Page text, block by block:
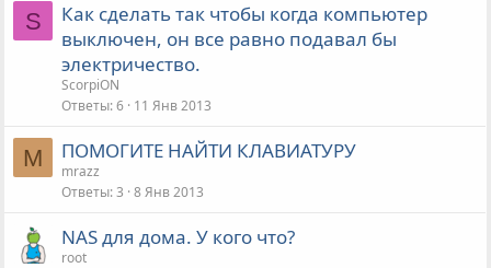
S
Как сделать так чтобы когда компьютер
выключен, он все равно подавал бы
электричество.
ScorpiON
Ответы 6 11 Янв 2013
M ПОМОГИТЕ НАЙТИ КЛАВИАТУРУ
mrazz
Ответы 3 8 Янв 2013
NAS для дома. У кого что?
root